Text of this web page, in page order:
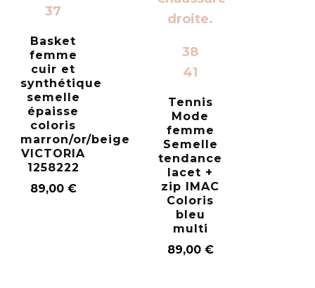
37
Basket
femme
cuir et
synthétique
semelle
épaisse
coloris
marron/or/beige
VICTORIA
1258222
89,00 €
38
41
Tennis
Mode
femme
Semelle
tendance
lacet +
zip IMAC
Coloris
bleu
multi
89,00 €